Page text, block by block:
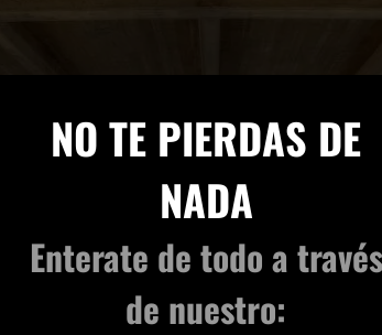
NO TE PIERDAS DE
NADA
Enterate de todoa través
de nuestro: